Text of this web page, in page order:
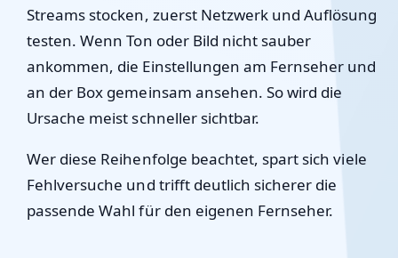
Streams stocken, zuerst Netzwerk und Auflösung
testen. Wenn Ton oder Bild nicht sauber
ankommen, die Einstellungen am Fernseher und
an der Box gemeinsam ansehen. So wird die
Ursache meist schneller sichtbar.
Wer diese Reihenfolge beachtet, spart sich viele
Fehlversuche und trifft deutlich sicherer die
passende Wahl für den eigenen Fernseher.